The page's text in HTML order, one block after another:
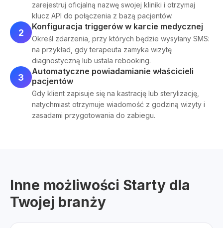
zarejestruj oficjalną nazwę swojej kliniki i otrzymaj
klucz API do połączenia z bazą pacjentów.
2
Konfiguracja triggerów w karcie medycznej
Określ zdarzenia, przy których będzie wysyłany SMS:
na przykład, gdy terapeuta zamyka wizytę
diagnostyczną lub ustala rebooking.
3
Automatyczne powiadamianie właścicieli
pacjentów
Gdy klient zapisuje się na kastrację lub sterylizację,
natychmiast otrzymuje wiadomość z godziną wizyty i
zasadami przygotowania do zabiegu.
Inne możliwości Starty dla
Twojej branży